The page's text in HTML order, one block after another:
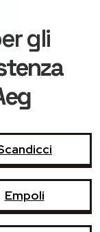
gli
Empoli